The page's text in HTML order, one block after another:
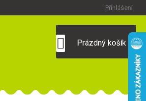
Přihlášení
KOŠÍK
Prázdný košík